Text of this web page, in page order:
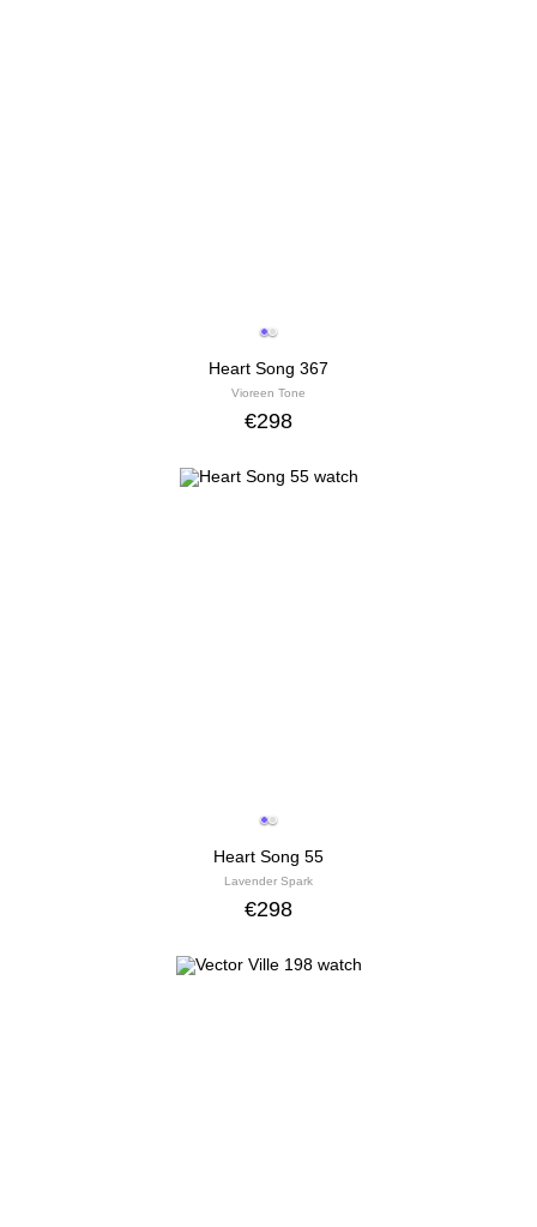
Heart Song 367
Vioreen Tone
€298
Heart Song 55
Lavender Spark
€298